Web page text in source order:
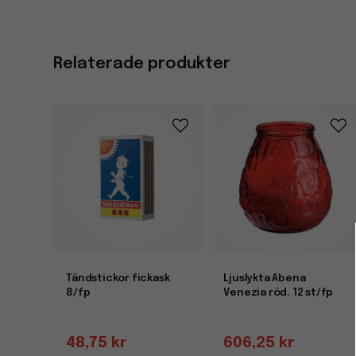
Relaterade produkter
Tändstickor fickask
8/fp
48,75 kr
Ljuslykta Abena
Venezia röd, 12 st/fp
606,25 kr